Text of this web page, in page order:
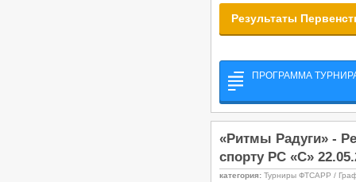
Результаты
ПРОГРАММА
«Ритмы Радуги» -
спорту РС «C»
категория: Турниры ФТСАРР /